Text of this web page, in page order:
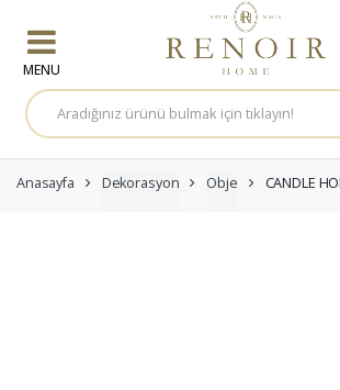
A
r
a
a
:
Anasayfa Dekorasyon Obje CANDLE